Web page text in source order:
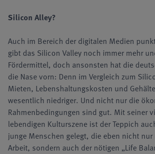
Silicon Alley?
Auch im Bereich der digitalen Medien
gibt das Silicon Valley noch immer mehr
Fördermittel, doch ansonsten hat die
die Nase vorn: Denn im Vergleich zum
Mieten, Lebenshaltungskosten und
wesentlich niedriger. Und nicht nur die
Rahmenbedingungen sind gut. Mit seiner
lebendigen Kulturszene ist der Teppich
junge Menschen gelegt, die eben nicht
Arbeit, sondern auch der nötigen „Life